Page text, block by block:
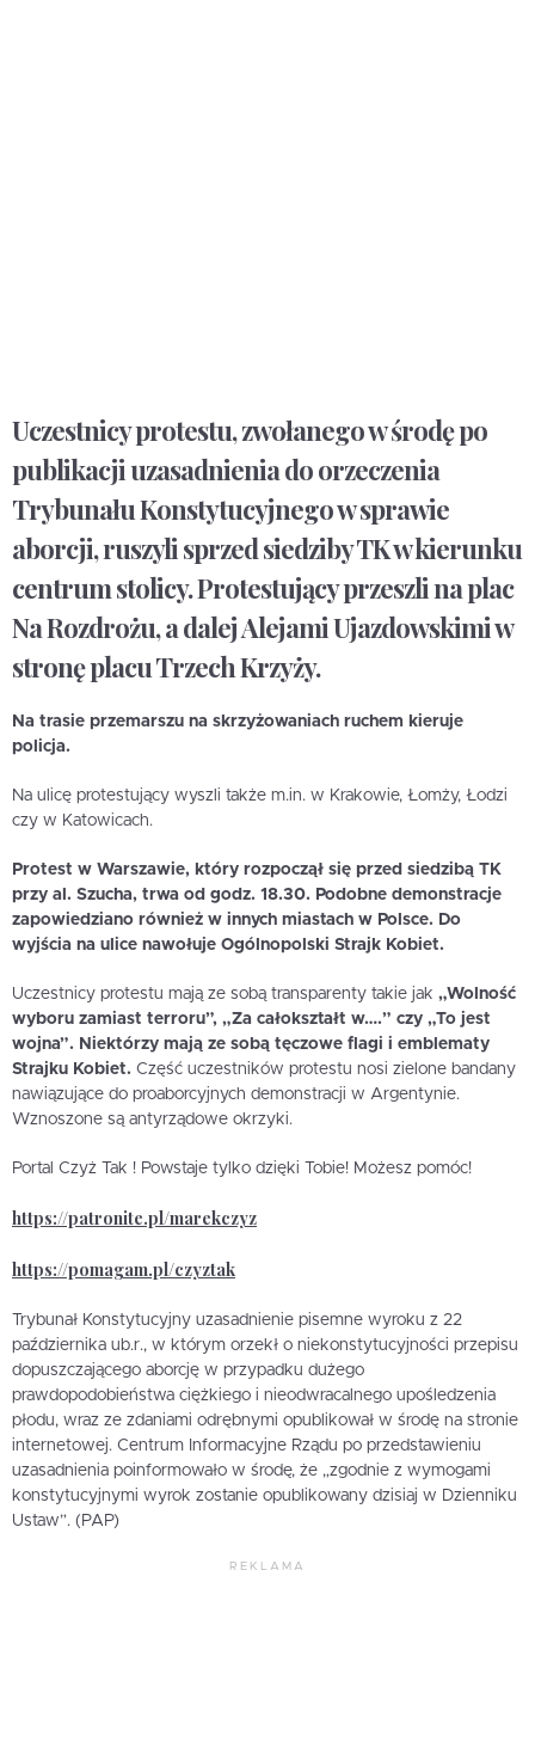
Uczestnicy protestu, zwołanego w środę po
publikacji uzasadnienia do orzeczenia
Trybunału Konstytucyjnego w sprawie
aborcji, ruszyli sprzed siedziby TK w kierunku
centrum stolicy. Protestujący przeszli na plac
Na Rozdrożu, a dalej Alejami Ujazdowskimi w
stronę placu Trzech Krzyży.
Na trasie przemarszu na skrzyżowaniach ruchem kieruje
policja.
Na ulicę protestujący wyszli także m.in. w Krakowie, Łomży, Łodzi
czy w Katowicach.
Protest w Warszawie, który rozpoczął się przed siedzibą TK
przy al. Szucha, trwa od godz. 18.30. Podobne demonstracje
zapowiedziano również w innych miastach w Polsce. Do
wyjścia na ulice nawołuje Ogólnopolski Strajk Kobiet.
Uczestnicy protestu mają ze sobą transparenty takie jak „Wolność
wyboru zamiast terroru”, „Za całokształt w….” czy „To jest
wojna”. Niektórzy mają ze sobą tęczowe flagi i emblematy
Strajku Kobiet. Część uczestników protestu nosi zielone bandany
nawiązujące do proaborcyjnych demonstracji w Argentynie.
Wznoszone są antyrządowe okrzyki.
Portal Czyż Tak ! Powstaje tylko dzięki Tobie! Możesz pomóc!
https://patronite.pl/marekczyz
https://pomagam.pl/czyztak
Trybunał Konstytucyjny uzasadnienie pisemne wyroku z 22
października ub.r., w którym orzekł o niekonstytucyjności przepisu
dopuszczającego aborcję w przypadku dużego
prawdopodobieństwa ciężkiego i nieodwracalnego upośledzenia
płodu, wraz ze zdaniami odrębnymi opublikował w środę na stronie
internetowej. Centrum Informacyjne Rządu po przedstawieniu
uzasadnienia poinformowało w środę, że „zgodnie z wymogami
konstytucyjnymi wyrok zostanie opublikowany dzisiaj w Dzienniku
Ustaw”. (PAP)
REKLAMA